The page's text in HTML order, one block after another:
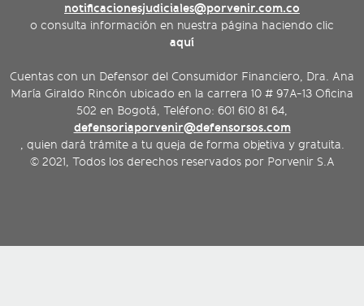
notificacionesjudiciales@porvenir.com.co
o consulta información en nuestra página haciendo clic
aquí
Cuentas con un Defensor del Consumidor Financiero, Dra. Ana
María Giraldo Rincón ubicado en la carrera 10 # 97A-13 Oficina
502 en Bogotá, Teléfono: 601 610 81 64,
defensoriaporvenir@defensorsos.com
, quien dará trámite a tu queja de forma objetiva y gratuita.
© 2021, Todos los derechos reservados por Porvenir S.A